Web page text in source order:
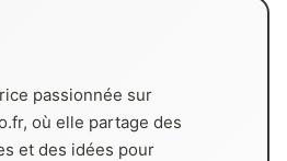
passionnée sur
où elle partage des
et des idées pour